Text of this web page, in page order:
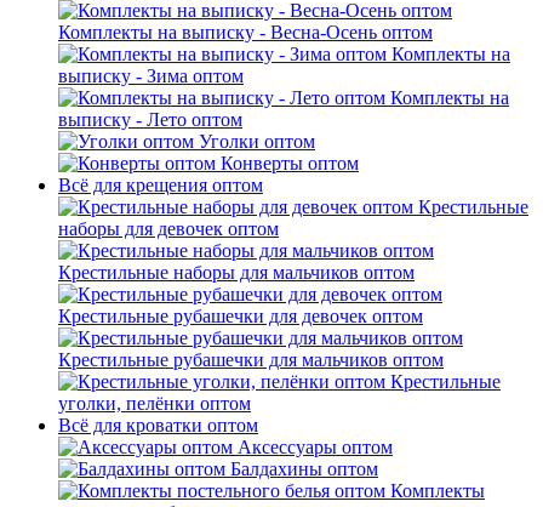
Комплекты на выписку - Весна-Осень оптом
Комплекты на
выписку - Зима оптом
Комплекты на
выписку - Лето оптом
Уголки оптом
Конверты оптом
Всё для крещения оптом
Крестильные
наборы для девочек оптом
Крестильные наборы для мальчиков оптом
Крестильные рубашечки для девочек оптом
Крестильные рубашечки для мальчиков оптом
Крестильные
уголки, пелёнки оптом
Всё для кроватки оптом
Аксессуары оптом
Балдахины оптом
Комплекты